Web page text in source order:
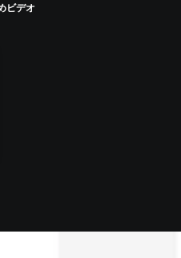
ビデオ